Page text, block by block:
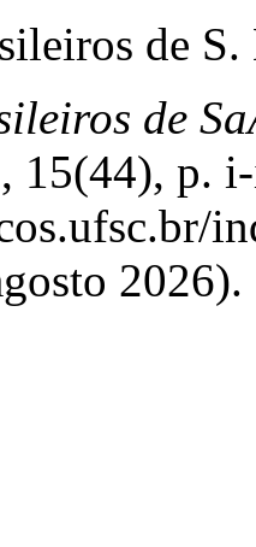
de S.
de
, 15(44), p.
2026).